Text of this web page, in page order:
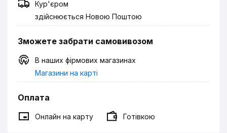
Кур'єром
здійснюється Новою Поштою
Зможете забрати самовивозом
В наших фірмових магазинах
Магазини на карті
Оплата
Онлайн на карту Готівкою